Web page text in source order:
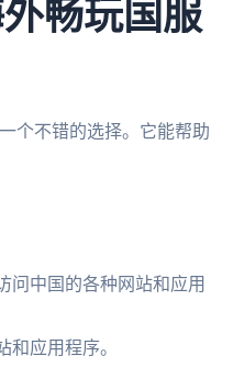
畅玩国服
个不错的选择。它能帮助
问中国的各种网站和应用
应用程序。